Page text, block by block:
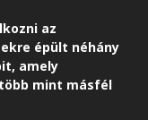
az
épült néhány
amely
mint másfél